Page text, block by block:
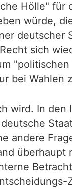
Hölle" für
würde,
deutscher
sich
bei Wahlen
wird. In den
andere
überhaupt